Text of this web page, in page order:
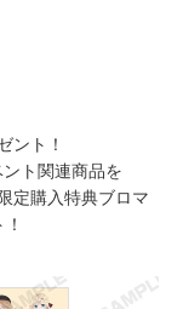
ント！
ト関連商品を
定購入特典ブロマ